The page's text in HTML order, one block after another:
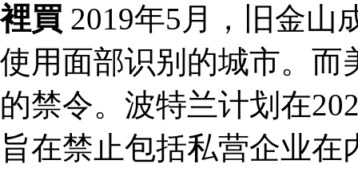
裡買 2019年5月，旧金山
使用面部识别的城市。而
的禁令。波特兰计划在
旨在禁止包括私营企业